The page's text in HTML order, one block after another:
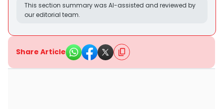
This section summary was AI-assisted and reviewed by
our editorial team.
Share Article